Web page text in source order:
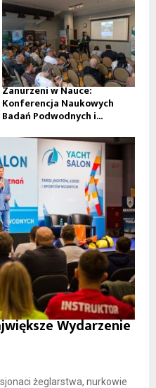
Zanurzeni w Nauce:
Konferencja Naukowych
Badań Podwodnych i...
Wydarzenie
żeglarstwa, nurkowie